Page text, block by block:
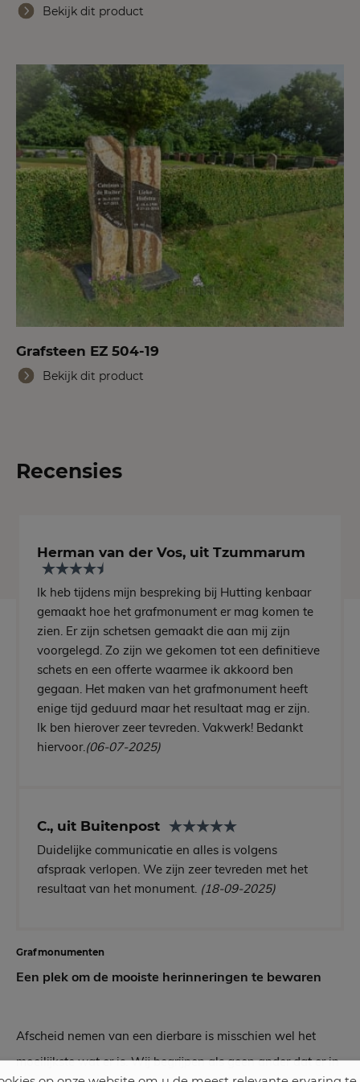
Bekijk dit product
Grafsteen EZ 504-19
Bekijk dit product
Recensies
Herman van der Vos, uit Tzummarum
Ik heb tijdens mijn bespreking bij Hutting kenbaar
gemaakt hoe het grafmonument er mag komen te
zien. Er zijn schetsen gemaakt die aan mij zijn
voorgelegd. Zo zijn we gekomen tot een definitieve
schets en een offerte waarmee ik akkoord ben
gegaan. Het maken van het grafmonument heeft
enige tijd geduurd maar het resultaat mag er zijn.
Ik ben hierover zeer tevreden. Vakwerk! Bedankt
hiervoor.(06-07-2025)
C., uit Buitenpost
Duidelijke communicatie en alles is volgens
afspraak verlopen. We zijn zeer tevreden met het
resultaat van het monument. (18-09-2025)
Grafmonumenten
Een plek om de mooiste herinneringen te bewaren
Afscheid nemen van een dierbare is misschien wel het
moeilijkste wat er is. Wij begrijpen als geen ander dat er in